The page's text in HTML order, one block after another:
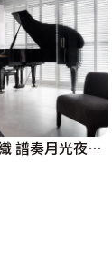
台南案件│柔墨灰霧交織 譜奏月光夜曲│現代風│68坪